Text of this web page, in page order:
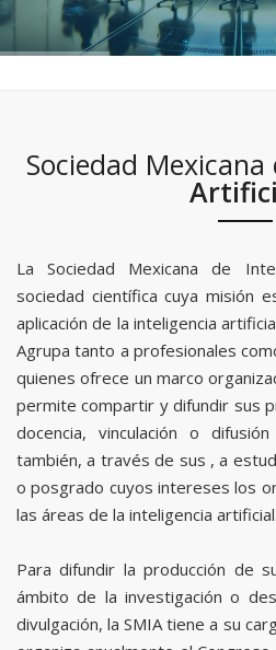
Sociedad Mexicana
La Sociedad Mexicana de
sociedad científica cuya misión
aplicación de la inteligencia
Agrupa tanto a profesionales
quienes ofrece un marco
permite compartir y difundir sus
docencia, vinculación o
también, a través de sus , a
o posgrado cuyos intereses los
las áreas de la inteligencia artificial.
Para difundir la producción de
ámbito de la investigación o
divulgación, la SMIA tiene a su